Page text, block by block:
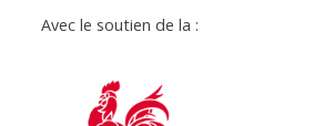
Avec le soutien de la :